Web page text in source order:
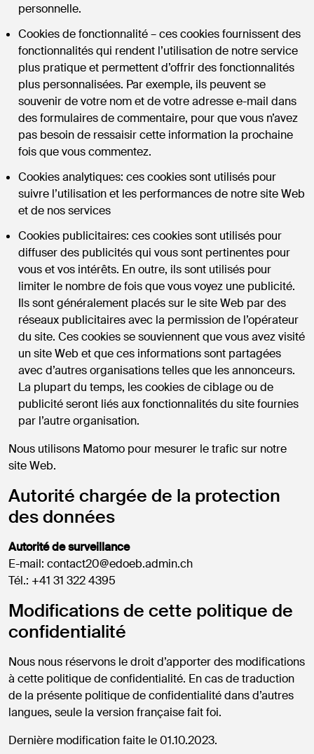
personnelle.
Cookies de fonctionnalité – ces cookies fournissent des
fonctionnalités qui rendent l’utilisation de notre service
plus pratique et permettent d’offrir des fonctionnalités
plus personnalisées. Par exemple, ils peuvent se
souvenir de votre nom et de votre adresse e-mail dans
des formulaires de commentaire, pour que vous n’avez
pas besoin de ressaisir cette information la prochaine
fois que vous commentez.
Cookies analytiques: ces cookies sont utilisés pour
suivre l’utilisation et les performances de notre site Web
et de nos services
Cookies publicitaires: ces cookies sont utilisés pour
diffuser des publicités qui vous sont pertinentes pour
vous et vos intérêts. En outre, ils sont utilisés pour
limiter le nombre de fois que vous voyez une publicité.
Ils sont généralement placés sur le site Web par des
réseaux publicitaires avec la permission de l’opérateur
du site. Ces cookies se souviennent que vous avez visité
un site Web et que ces informations sont partagées
avec d’autres organisations telles que les annonceurs.
La plupart du temps, les cookies de ciblage ou de
publicité seront liés aux fonctionnalités du site fournies
par l’autre organisation.
Nous utilisons Matomo pour mesurer le trafic sur notre
site Web.
Autorité chargée de la protection
des données
Autorité de surveillance
E-mail: contact20@edoeb.admin.ch
Tél.: +41 31 322 4395
Modifications de cette politique de
confidentialité
Nous nous réservons le droit d’apporter des modifications
à cette politique de confidentialité. En cas de traduction
de la présente politique de confidentialité dans d’autres
langues, seule la version française fait foi.
Dernière modification faite le 01.10.2023.